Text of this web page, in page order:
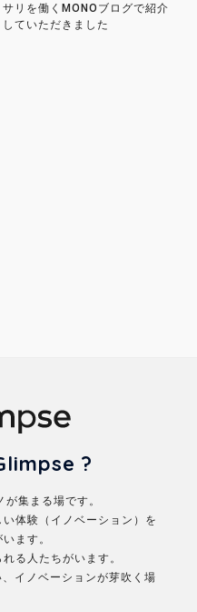
サリを働くMONOブログで紹介
していただきました
?
集まる場です。
体験（イノベーション）を
ます。
る人たちがいます。
イノベーションが芽吹く場